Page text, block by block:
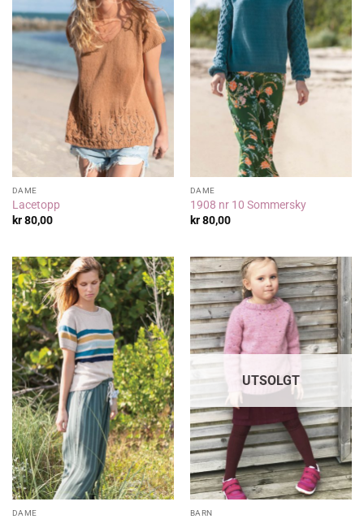
DAME
Lacetopp
kr80,00
DAME
1908 nr 10 Sommersky
kr80,00
DAME
UTSOLGT
BARN